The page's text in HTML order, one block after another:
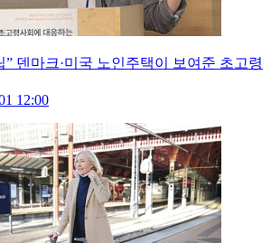
” 덴마크·미국 노인주택이 보여준 초고령
12:00